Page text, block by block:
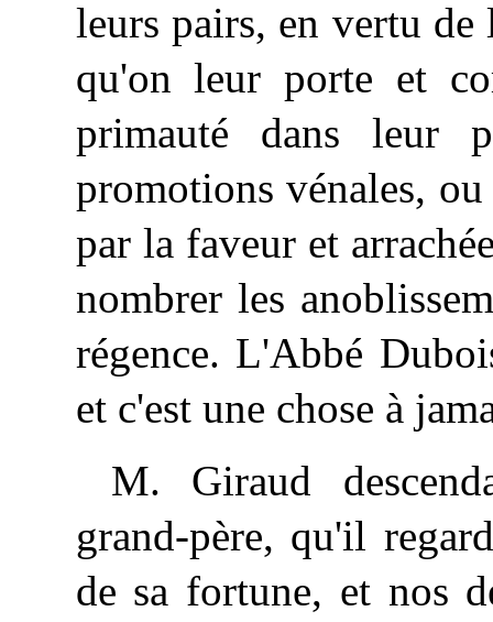
leurs pairs, en vertu
qu'on leur porte et
primauté dans leur
promotions vénales, ou
par la faveur et
nombrer les
régence. L'Abbé
et c'est une chose à
M. Giraud
grand-père, qu'il
de sa fortune, et nos